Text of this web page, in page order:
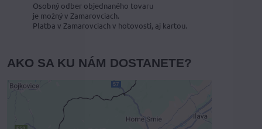
Osobný odber objednaného tovaru
je možný v Zamarovciach.
Platba v Zamarovciach v hotovosti, aj kartou.
AKO SA KU NÁM DOSTANETE?